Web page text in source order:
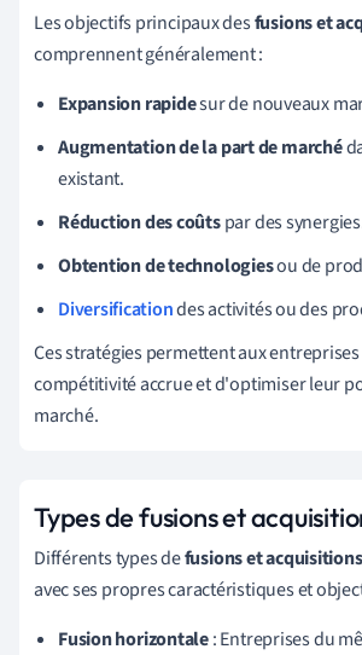
Les objectifs principaux desfusions et
comprennent généralement :
Expansion rapidesur de nouveaux
Augmentation de la part de marché
existant.
Réduction des coûtspar des
Obtention de technologiesou de
Diversificationdes activités ou des
Ces stratégies permettent aux
compétitivité accrue et d'optimiser leur
marché.
Types de fusions et
Différents types defusions et acquisitions
avec ses propres caractéristiques et
Fusion horizontale: Entreprises du